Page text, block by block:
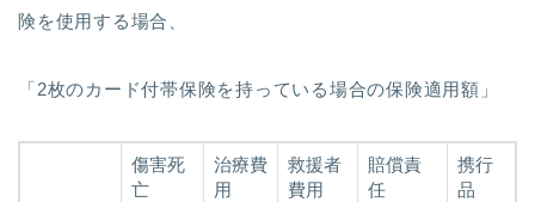
険を使用する場合、
「2枚のカード付帯保険を持っている場合の保険適用額」
傷害死
亡
治療費
用
救援者
費用
賠償責
任
携行
品